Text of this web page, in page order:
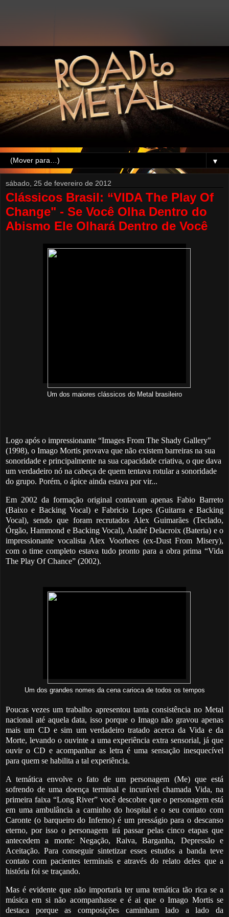
▼
sábado, 25 de fevereiro de 2012
Clássicos Brasil: “VIDA The Play Of
Change" - Se Você Olha Dentro do
Abismo Ele Olhará Dentro de Você
Um dos maiores clássicos do Metal brasileiro
Logo após o impressionante “Images From The Shady Gallery"
(1998), o Imago Mortis provava que não existem barreiras na sua
sonoridade e principalmente na sua capacidade criativa, o que dava
um verdadeiro nó na cabeça de quem tentava rotular a sonoridade
do grupo. Porém, o ápice ainda estava por vir...
Em 2002 da formação original contavam apenas Fabio Barreto
(Baixo e Backing Vocal) e Fabricio Lopes (Guitarra e Backing
Vocal), sendo que foram recrutados Alex Guimarães (Teclado,
Órgão, Hammond e Backing Vocal), André Delacroix (Bateria) e o
impressionante vocalista Alex Voorhees (ex-Dust From Misery),
com o time completo estava tudo pronto para a obra prima “Vida
The Play Of Chance” (2002).
Um dos grandes nomes da cena carioca de todos os tempos
Poucas vezes um trabalho apresentou tanta consistência no Metal
nacional até aquela data, isso porque o Imago não gravou apenas
mais um CD e sim um verdadeiro tratado acerca da Vida e da
Morte, levando o ouvinte a uma experiência extra sensorial, já que
ouvir o CD e acompanhar as letra é uma sensação inesquecível
para quem se habilita a tal experiência.
A temática envolve o fato de um personagem (Me) que está
sofrendo de uma doença terminal e incurável chamada Vida, na
primeira faixa “Long River” você descobre que o personagem está
em uma ambulância a caminho do hospital e o seu contato com
Caronte (o barqueiro do Inferno) é um presságio para o descanso
eterno, por isso o personagem irá passar pelas cinco etapas que
antecedem a morte: Negação, Raiva, Barganha, Depressão e
Aceitação. Para conseguir sintetizar esses estudos a banda teve
contato com pacientes terminais e através do relato deles que a
história foi se traçando.
Mas é evidente que não importaria ter uma temática tão rica se a
música em si não acompanhasse e é ai que o Imago Mortis se
destaca porque as composições caminham lado a lado da